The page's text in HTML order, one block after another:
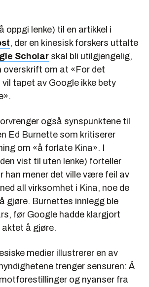
oppgi lenke) til en artikkel i
, der en kinesisk forskers uttalte
Scholar skal bli utilgjengelig,
overskrift om at «For det
tapet av Google ikke bety
også synspunktene til
Ed Burnette som kritiserer
om «å forlate Kina». I
vist til uten lenke) forteller
han mener det ville være feil av
all virksomhet i Kina, noe de
gjøre. Burnettes innlegg ble
før Google hadde klargjort
aktet å gjøre.
medier illustrerer en av
trenger sensuren: Å
og nyanser fra